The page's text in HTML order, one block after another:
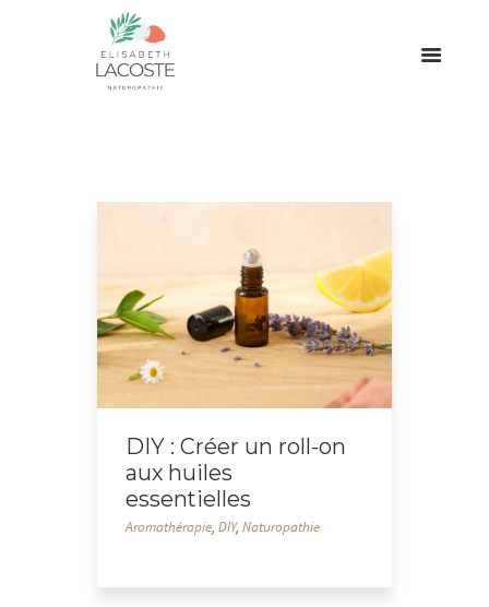
DIY : Créer un roll-on
aux huiles
essentielles
Aromathérapie,DIY,Naturopathie